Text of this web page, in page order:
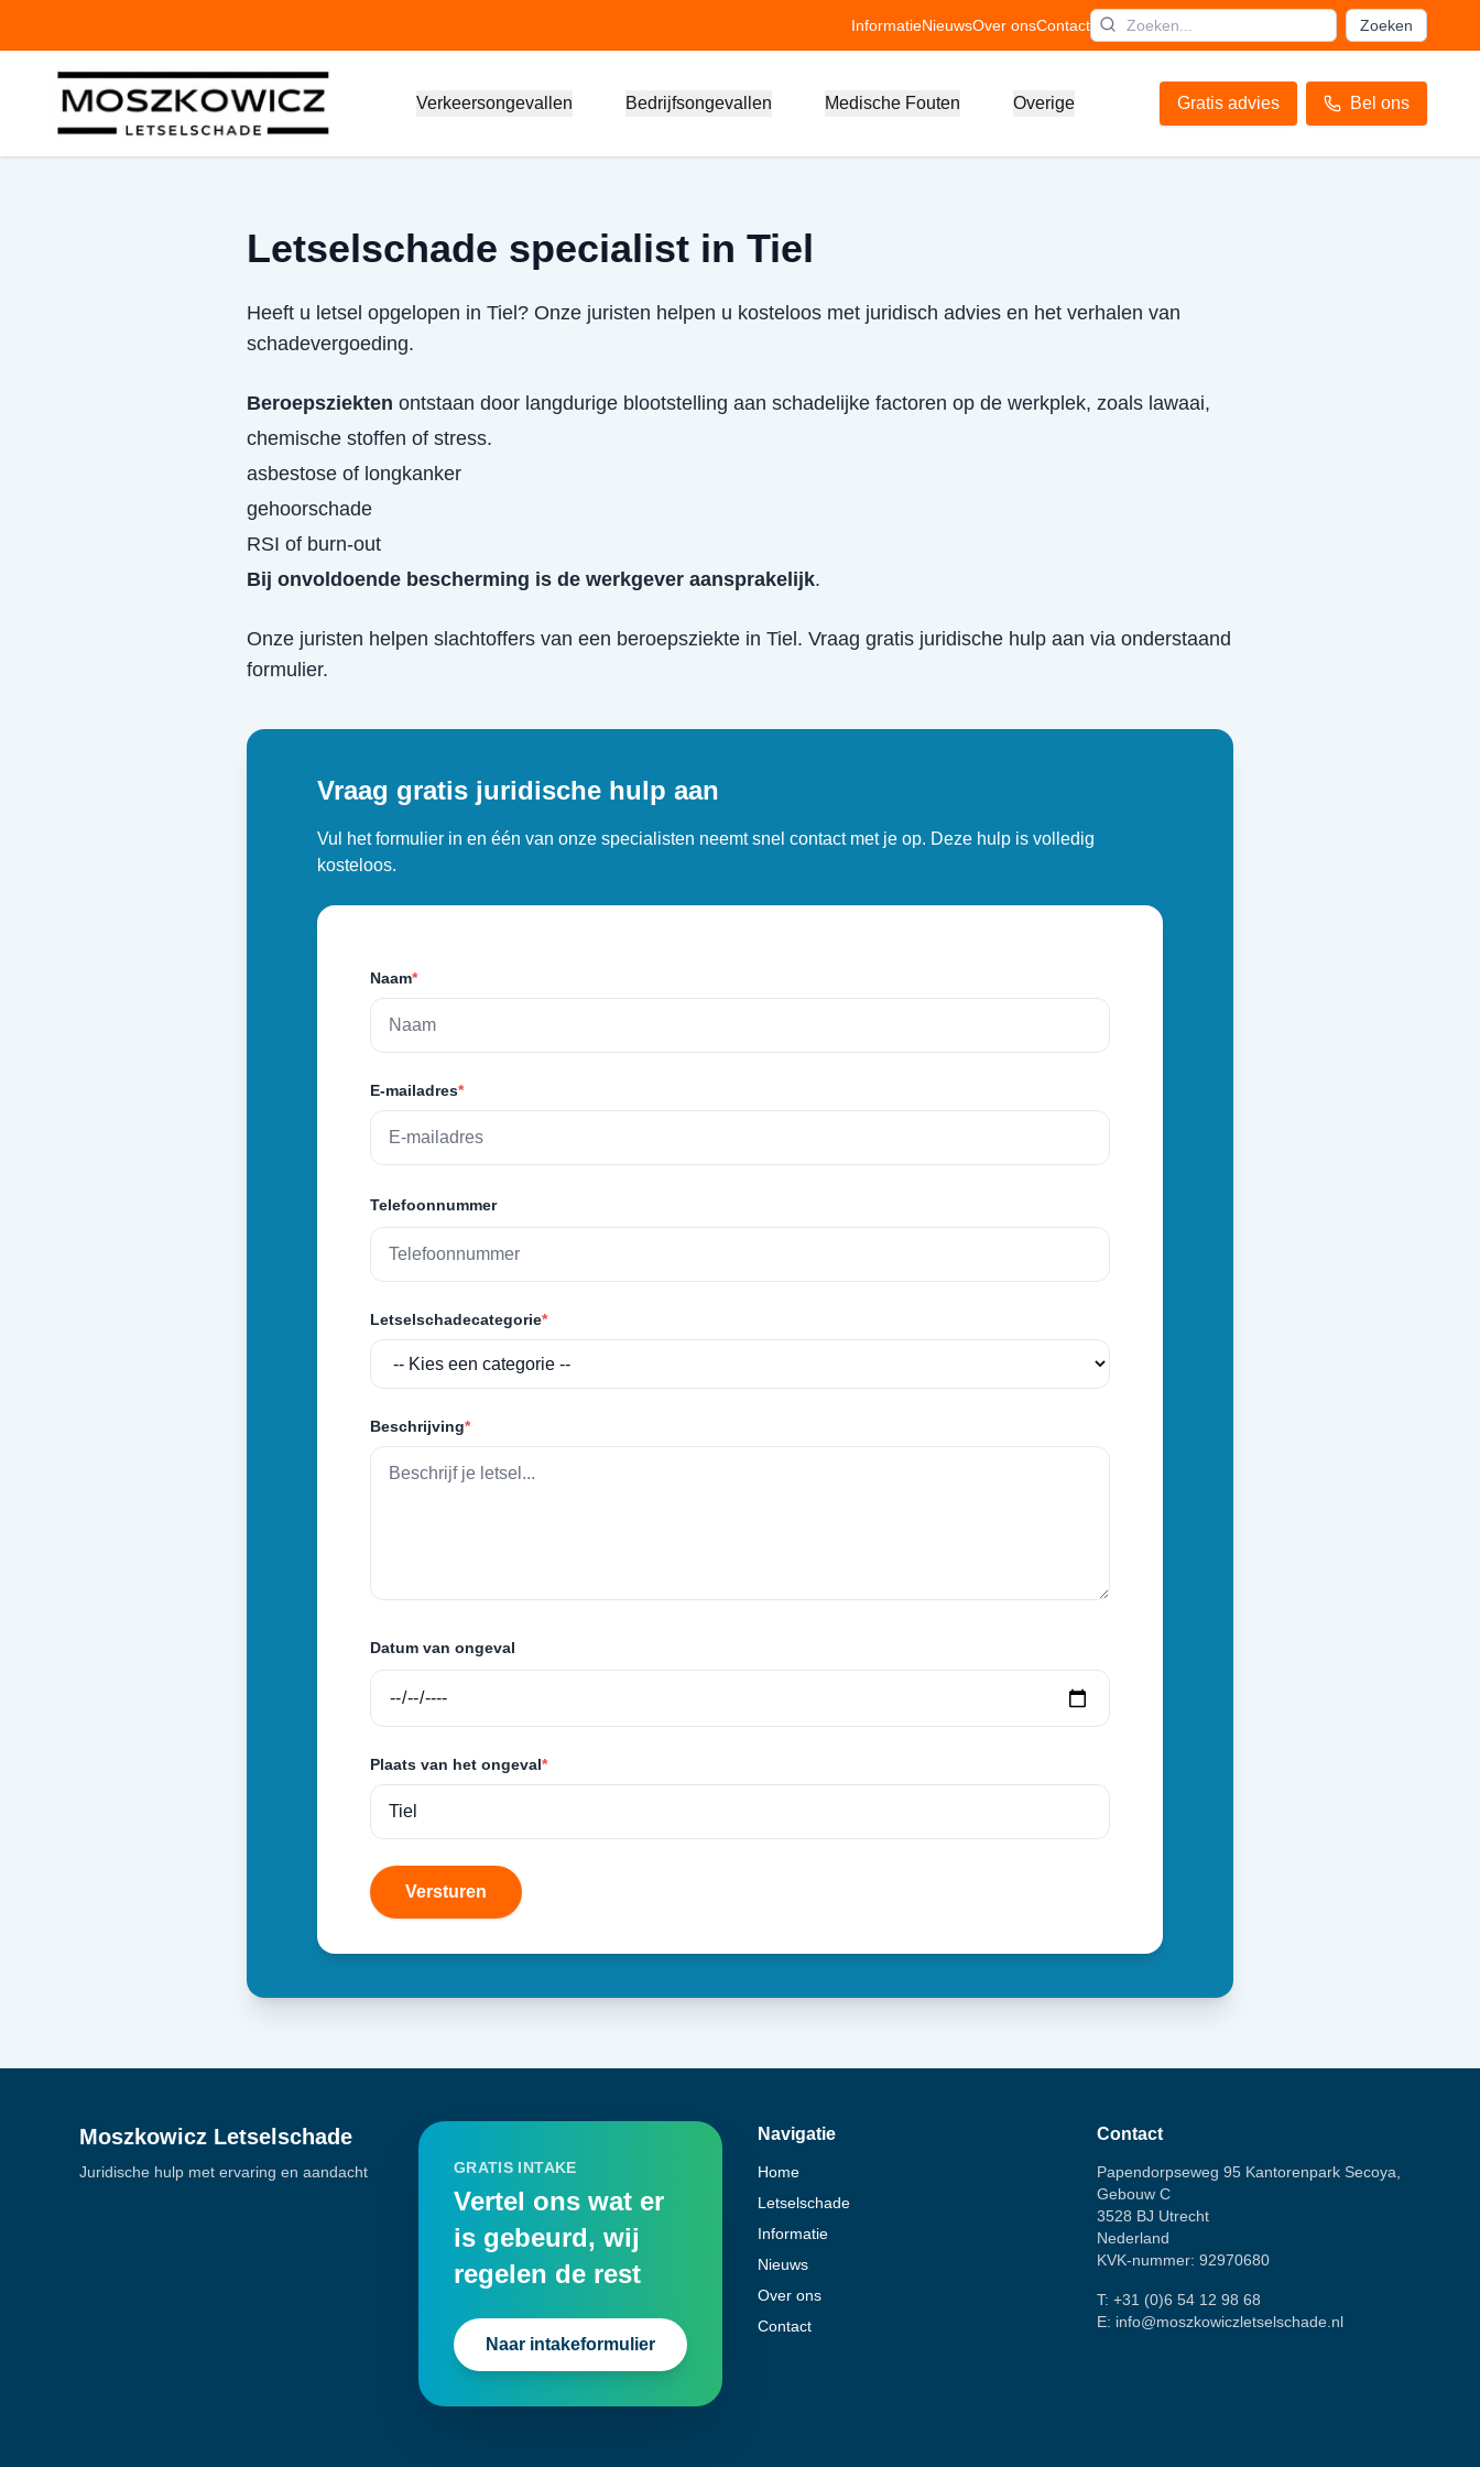
InformatieNieuwsOver onsContact Zoeken
Verkeersongevallen Bedrijfsongevallen Medische Fouten Overige Gratis advies Bel ons
Letselschade specialist in Tiel
Heeft u letsel opgelopen in Tiel? Onze juristen helpen u kosteloos met juridisch advies en het verhalen van
schadevergoeding.
Beroepsziekten ontstaan door langdurige blootstelling aan schadelijke factoren op de werkplek, zoals lawaai,
chemische stoffen of stress.
asbestose of longkanker
gehoorschade
RSI of burn-out
Bij onvoldoende bescherming is de werkgever aansprakelijk.
Onze juristen helpen slachtoffers van een beroepsziekte in Tiel . Vraag gratis juridische hulp aan via onderstaand
formulier.
Vraag gratis juridische hulp aan
Vul het formulier in en één van onze specialisten neemt snel contact met je op. Deze hulp is volledig
kosteloos.
Naam*
E-mailadres*
Telefoonnummer
Letselschadecategorie*
Beschrijving*
Datum van ongeval
Plaats van het ongeval*
Versturen
Moszkowicz Letselschade
Juridische hulp met ervaring en aandacht GRATIS INTAKE
Vertel ons wat er
is gebeurd, wij
regelen de rest
Naar intakeformulier
Navigatie
Home
Letselschade
Informatie
Nieuws
Over ons
Contact
Contact
Papendorpseweg 95 Kantorenpark Secoya,
Gebouw C
3528 BJ Utrecht
Nederland
KVK-nummer: 92970680
T: +31 (0)6 54 12 98 68
E: info@moszkowiczletselschade.nl